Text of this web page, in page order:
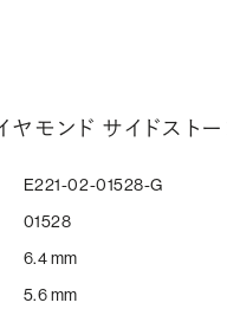
指輪の内側に、誕生石や
詳しく見る
モンド サイドスト
E221-02-01528-G
01528
6.4 mm
5.6 mm